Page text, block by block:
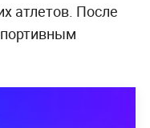
атлетов. После